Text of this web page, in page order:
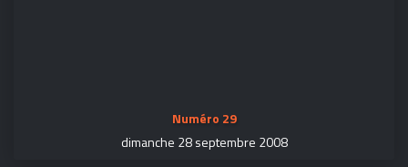
Numéro 29
dimanche 28 septembre 2008